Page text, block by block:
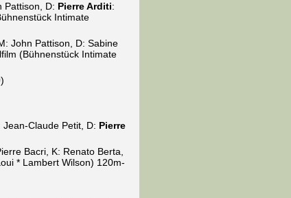
Pattison, D: Pierre Arditi:
Intimate
John Pattison, D: Sabine
(Bühnenstück Intimate
Claude Petit, D: Pierre
Bacri, K: Renato Berta,
* Lambert Wilson) 120m-